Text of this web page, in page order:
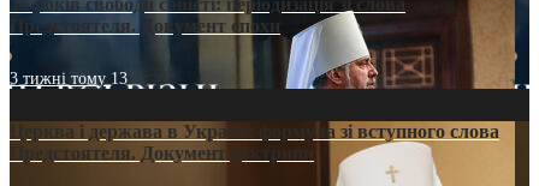
35 років свободи совісті: періодизація зі слова
Предстоятеля. Документ епохи
3 тижні тому 13
Церква і держава в Україні: формула зі вступного слова
Предстоятеля. Документ доктрини